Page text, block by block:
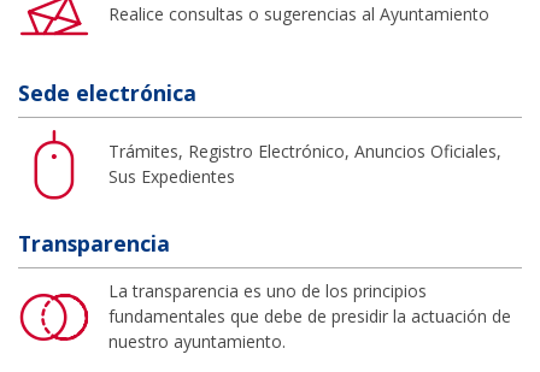
Realice consultas o sugerencias al Ayuntamiento
Sede electrónica
Trámites, Registro Electrónico, Anuncios Oficiales,
Sus Expedientes
Transparencia
La transparencia es uno de los principios
fundamentales que debe de presidir la actuación de
nuestro ayuntamiento.